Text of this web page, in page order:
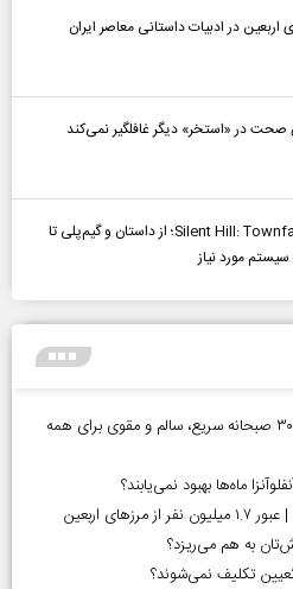
اربعین در ادبیات داستانی معاصر ایران
در «استخر» دیگر غافلگیر نمی‌کند
بررسی بازی Silent Hill: Townfall؛ از داستان و گیم‌پلی تا
سیستم مورد نیاز
صبحانه چی درست کنم؟ معرفی ۳۰ صبحانه سریع، سالم و مقوی برای همه
ماه‌ها بهبود نمی‌یابند؟
به هم می‌ریزد؟
تکلیف نمی‌شوند؟